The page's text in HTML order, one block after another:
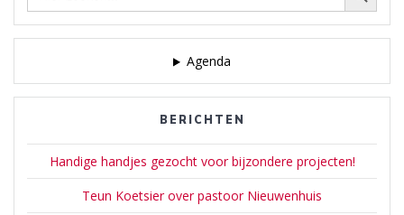
Agenda
BERICHTEN
Handige handjes gezocht voor bijzondere projecten!
Teun Koetsier over pastoor Nieuwenhuis